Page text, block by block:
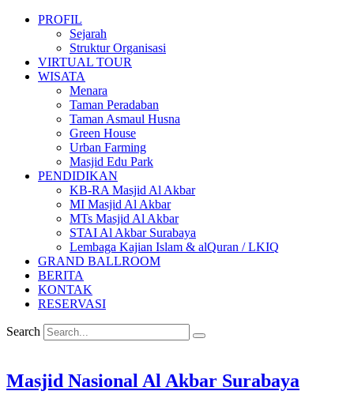
PROFIL
Sejarah
Struktur Organisasi
VIRTUAL TOUR
WISATA
Menara
Taman Peradaban
Taman Asmaul Husna
Green House
Urban Farming
Masjid Edu Park
PENDIDIKAN
KB-RA Masjid Al Akbar
MI Masjid Al Akbar
MTs Masjid Al Akbar
STAI Al Akbar Surabaya
Lembaga Kajian Islam & alQuran / LKIQ
GRAND BALLROOM
BERITA
KONTAK
RESERVASI
Search
Masjid Nasional Al Akbar Surabaya